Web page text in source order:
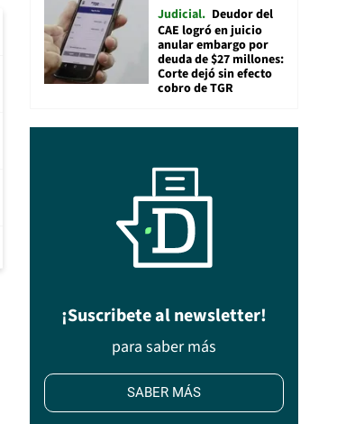
Judicial Deudor del
CAE logró en juicio
anular embargo por
deuda de $27 millones:
Corte dejó sin efecto
cobro de TGR
¡Suscribete al newsletter!
para saber más
SABER MÁS